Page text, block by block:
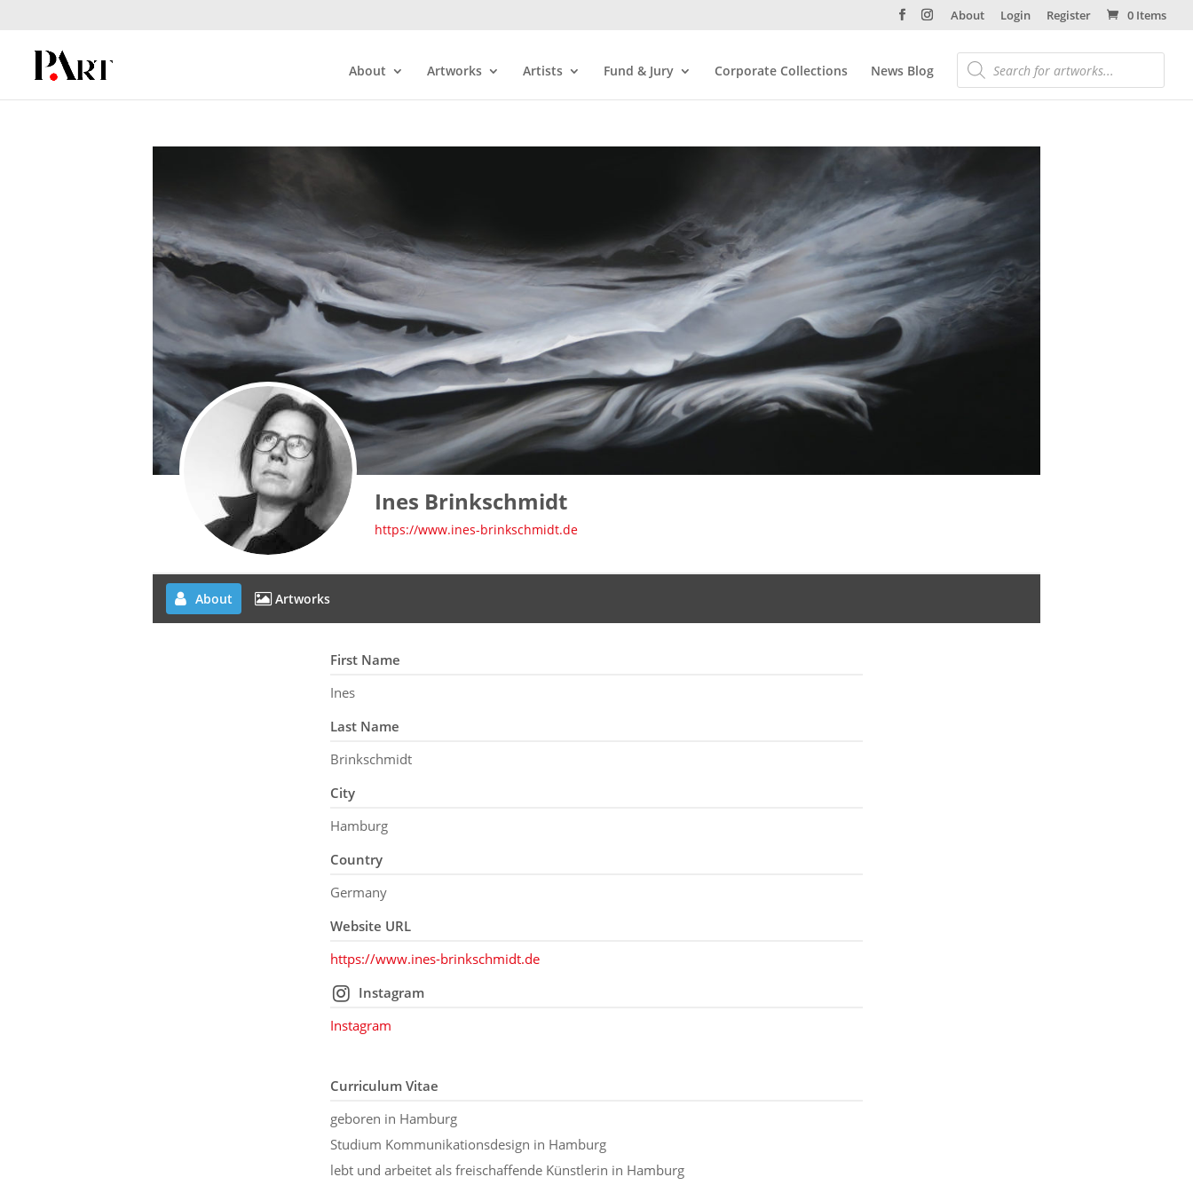
About Login Register 0 Items
About Artworks Artists Fund & Jury Corporate Collections News Blog
Ines Brinkschmidt
https://www.ines-brinkschmidt.de
About Artworks
First Name
Ines
Last Name
Brinkschmidt
City
Hamburg
Country
Germany
Website URL
https://www.ines-brinkschmidt.de
Instagram
Instagram
Curriculum Vitae
geboren in Hamburg
Studium Kommunikationsdesign in Hamburg
lebt und arbeitet als freischaffende Künstlerin in Hamburg